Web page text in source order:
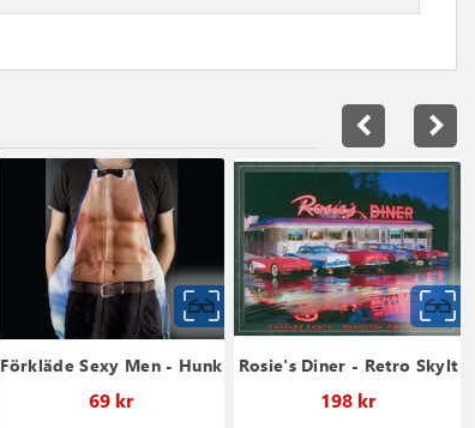
Snabbvy Snabbvy
Förkläde Sexy Men - Hunk
69 kr
Rosie's Diner - Retro Skylt
198 kr
navigate_before navigate_next